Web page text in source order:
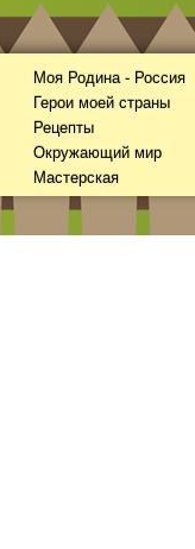
Моя Родина - Россия
Герои моей страны
Рецепты
Окружающий мир
Мастерская